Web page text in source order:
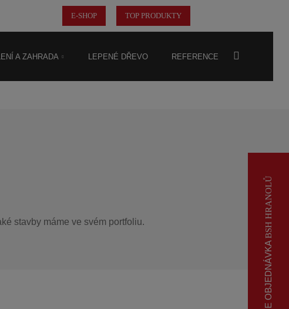
E-SHOP TOP PRODUKTY
A ZAHRADA LEPENÉ DŘEVO REFERENCE
stavby máme ve svém portfoliu.
ONLINE OBJEDNÁVKA
BSH HRANOLŮ